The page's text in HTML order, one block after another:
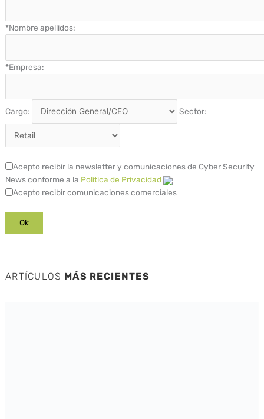
*Nombre apellidos:
*Empresa:
Cargo: Sector:
Acepto recibir la newsletter y comunicaciones de Cyber Security
News conforme a la Política de Privacidad
Acepto recibir comunicaciones comerciales
ARTÍCULOS MÁS RECIENTES